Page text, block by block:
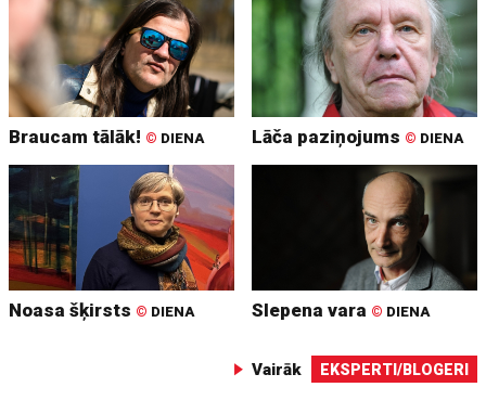
Braucam tālāk! © DIENA Lāča paziņojums © DIENA
Noasa šķirsts © DIENA Slepena vara © DIENA
Vairāk EKSPERTI/BLOGERI